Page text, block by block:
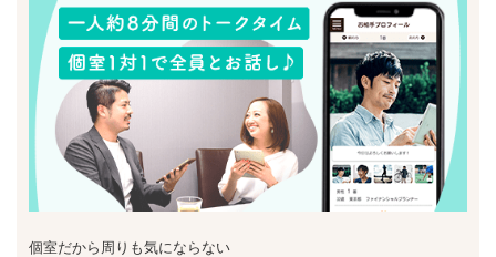
個室だから周りも気にならない